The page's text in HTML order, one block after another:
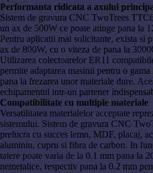
Performanta ridicata a axului
Sistem de gravura CNC TwoTrees
un ax de 500W ce poate atinge pana la
Pentru aplicatii mai solicitante, exista si
ax de 800W, cu o viteza de pana la
Utilizarea colectoarelor ER11
permite adaptarea masinii pentru o
pana la frezarea unor materiale dure.
echipamentul intr-un partener
Compatibilitate cu multiple materiale
Versatilitatea materialelor acceptate
sistemului. Sistem de gravura CNC
prelucra cu succes lemn, MDF, placaj,
aluminiu, cupru si fibra de carbon. In
taiere poate varia de la 0.1 mm pana la
nemetalice, respectiv pana la 0.2 mm